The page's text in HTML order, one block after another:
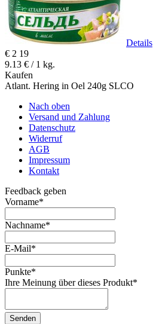
Details
€ 2 19
9.13 € / 1 kg.
Kaufen
Atlant. Hering in Oel 240g SLCO
Nach oben
Versand und Zahlung
Datenschutz
Widerruf
AGB
Impressum
Kontakt
Feedback geben
Vorname*
Nachname*
E-Mail*
Punkte*
Ihre Meinung über dieses Produkt*
Senden